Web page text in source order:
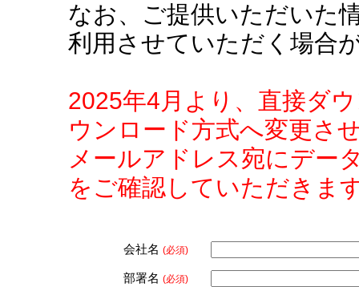
なお、ご提供いただいた
利用させていただく場合
2025年4月より、直接ダ
ウンロード方式へ変更さ
メールアドレス宛にデー
をご確認していただきま
会社名 (必須)
部署名 (必須)